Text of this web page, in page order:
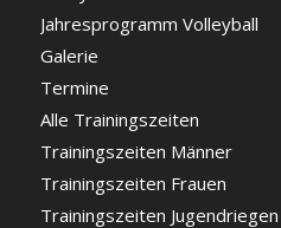
Jahresprogramm Volleyball
Galerie
Termine
Alle Trainingszeiten
Trainingszeiten Männer
Trainingszeiten Frauen
Trainingszeiten Jugendriegen